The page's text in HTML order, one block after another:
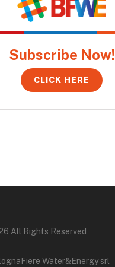
Subscribe Now!
CLICK HERE
All Rights Reserved
Water&Energy srl